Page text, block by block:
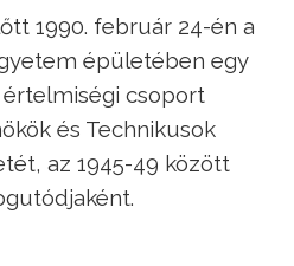
1990. február 24-én a
épületében egy
csoport
és Technikusok
az 1945-49 között